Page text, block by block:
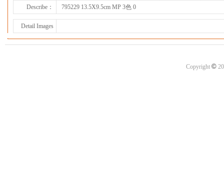
Describe：
795229 13.5X9.5cm MP 3色 0
Detail Images
Copyright ©